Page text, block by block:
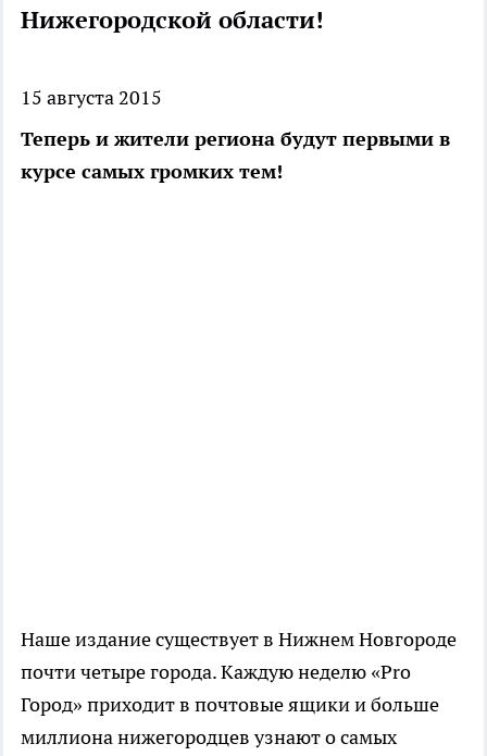
Нижегородской области!
15 августа 2015
Теперь и жители региона будут первыми в
курсе самых громких тем!
Наше издание существует в Нижнем Новгороде
почти четыре города. Каждую неделю «Pro
Город» приходит в почтовые ящики и больше
миллиона нижегородцев узнают о самых